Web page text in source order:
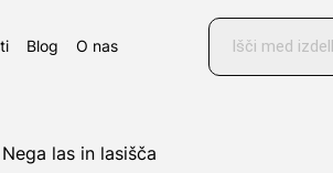
Blog O nas
Products
search
Nega las in lasišča